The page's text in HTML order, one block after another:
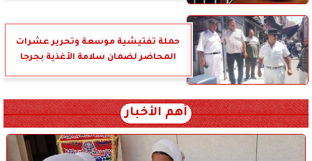
حملة تفتيشية موسعة وتحرير عشرات
المحاضر لضمان سلامة الأغذية بجرجا
أهم الأخبار